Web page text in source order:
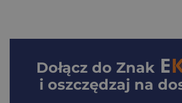
Dołącz do Znak
i oszczędzaj na